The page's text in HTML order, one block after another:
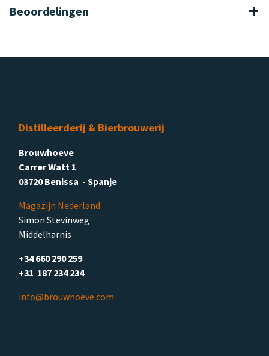
Beoordelingen
Distilleerderij & Bierbrouwerij
Brouwhoeve
Carrer Watt 1
03720 Benissa - Spanje
Magazijn Nederland
Simon Stevinweg
Middelharnis
+34 660 290 259
+31 187 234 234
info@brouwhoeve.com